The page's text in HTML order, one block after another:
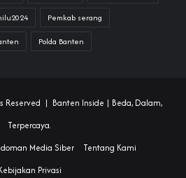
Pemkab serang
Polda Banten
Reserved | Banten Inside | Beda, Dalam,
Terpercaya.
Media Siber
Tentang Kami
Privasi